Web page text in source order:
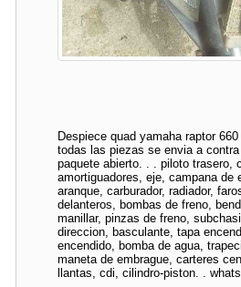
Despiece quad yamaha raptor
todas las piezas se envia a
paquete abierto. . . piloto trasero,
amortiguadores, eje, campana de
aranque, carburador, radiador,
delanteros, bombas de freno,
manillar, pinzas de freno,
direccion, basculante, tapa
encendido, bomba de agua,
maneta de embrague, carteres
llantas, cdi, cilindro-piston. .